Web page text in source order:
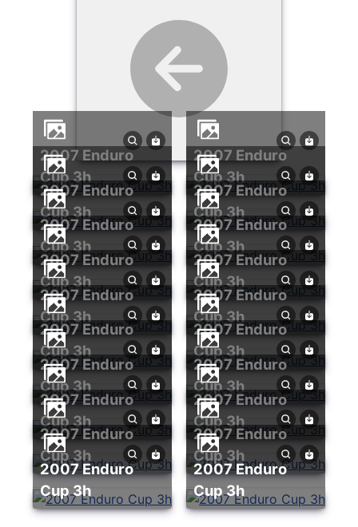
2007 Enduro
Cup 3h
2007 Enduro
Cup 3h
2007 Enduro
Cup 3h
2007 Enduro
Cup 3h
2007 Enduro
Cup 3h
2007 Enduro
Cup 3h
2007 Enduro
Cup 3h
2007 Enduro
Cup 3h
2007 Enduro
Cup 3h
2007 Enduro
Cup 3h
2007 Enduro
Cup 3h
2007 Enduro
Cup 3h
2007 Enduro
Cup 3h
2007 Enduro
Cup 3h
2007 Enduro
Cup 3h
2007 Enduro
Cup 3h
2007 Enduro
Cup 3h
2007 Enduro
Cup 3h
2007 Enduro
Cup 3h
2007 Enduro
Cup 3h